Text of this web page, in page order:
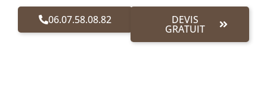
06.07.58.08.82 DEVIS
GRATUIT